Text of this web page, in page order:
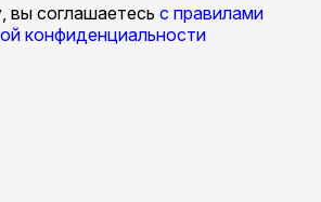
вы соглашаетесь с правилами
конфиденциальности